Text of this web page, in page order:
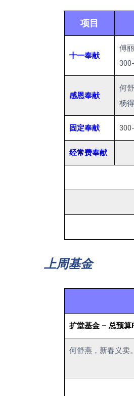
项目
十一奉献
傅
感恩奉献
何
杨
固定奉献
经常费奉献
上周基金
扩堂基金 – 总预
何舒燕，新春义卖。